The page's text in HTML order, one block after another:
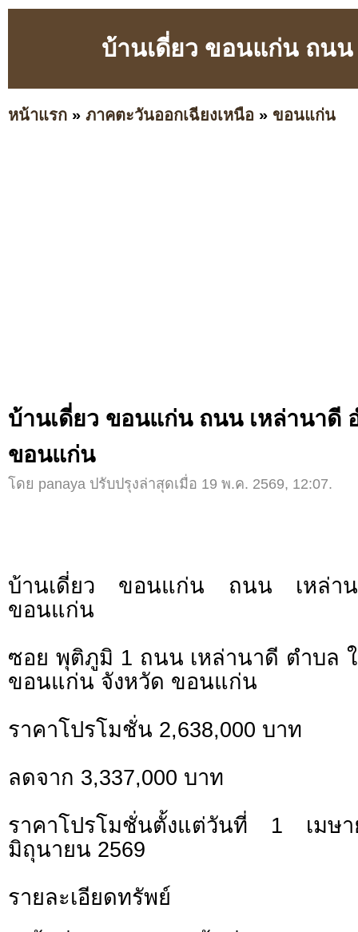
บ้านเดี่ยว ขอนแก่น ถนน
หน้าแรก » ภาคตะวันออกเฉียงเหนือ » ขอนแก่น
บ้านเดี่ยว ขอนแก่น ถนน เหล่านาดี
ขอนแก่น
โดย panaya ปรับปรุงล่าสุดเมื่อ 19 พ.ค. 2569, 12:07.
บ้านเดี่ยว ขอนแก่น ถนน เหล่า
ขอนแก่น
ซอย พุติภูมิ 1 ถนน เหล่านาดี ตำบล ใ
ขอนแก่น จังหวัด ขอนแก่น
ราคาโปรโมชั่น 2,638,000 บาท
ลดจาก 3,337,000 บาท
ราคาโปรโมชั่นตั้งแต่วันที่ 1 เม
มิถุนายน 2569
รายละเอียดทรัพย์